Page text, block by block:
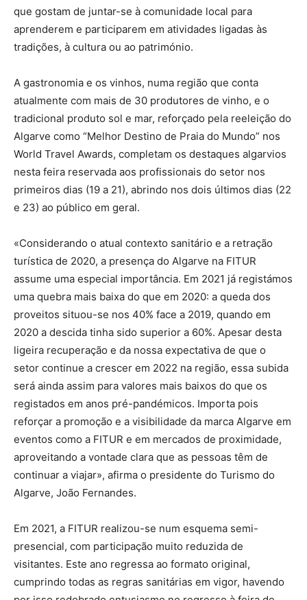
que gostam de juntar-se à comunidade local para
aprenderem e participarem em atividades ligadas às
tradições, à cultura ou ao património.
A gastronomia e os vinhos, numa região que conta
atualmente com mais de 30 produtores de vinho, e o
tradicional produto sol e mar, reforçado pela reeleição do
Algarve como “Melhor Destino de Praia do Mundo” nos
World Travel Awards, completam os destaques algarvios
nesta feira reservada aos profissionais do setor nos
primeiros dias (19 a 21), abrindo nos dois últimos dias (22
e 23) ao público em geral.
«Considerando o atual contexto sanitário e a retração
turística de 2020, a presença do Algarve na FITUR
assume uma especial importância. Em 2021 já registámos
uma quebra mais baixa do que em 2020: a queda dos
proveitos situou-se nos 40% face a 2019, quando em
2020 a descida tinha sido superior a 60%. Apesar desta
ligeira recuperação e da nossa expectativa de que o
setor continue a crescer em 2022 na região, essa subida
será ainda assim para valores mais baixos do que os
registados em anos pré-pandémicos. Importa pois
reforçar a promoção e a visibilidade da marca Algarve em
eventos como a FITUR e em mercados de proximidade,
aproveitando a vontade clara que as pessoas têm de
continuar a viajar», afirma o presidente do Turismo do
Algarve, João Fernandes.
Em 2021, a FITUR realizou-se num esquema semi-
presencial, com participação muito reduzida de
visitantes. Este ano regressa ao formato original,
cumprindo todas as regras sanitárias em vigor, havendo